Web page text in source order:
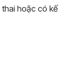
hoặc có kế